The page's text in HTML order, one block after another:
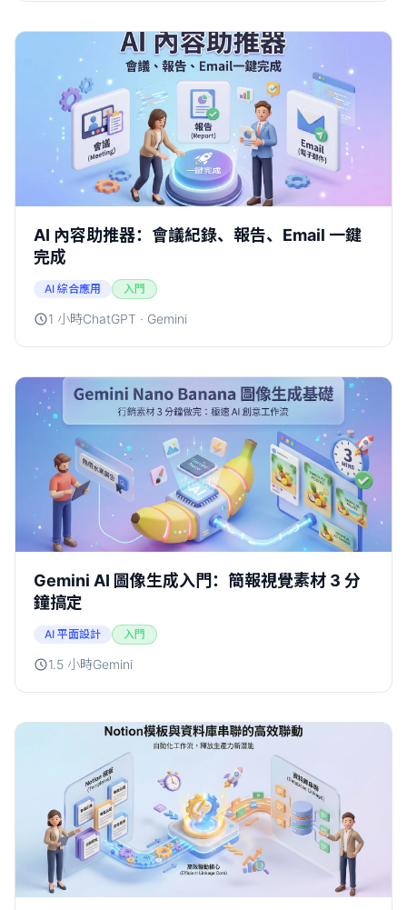
AI 內容助推器：會議紀錄、報告、Email 一鍵
完成
AI 綜合應用 入門
1 小時ChatGPT · Gemini
Gemini AI 圖像生成入門：簡報視覺素材 3 分
鐘搞定
AI 平面設計 入門
1.5 小時Gemini